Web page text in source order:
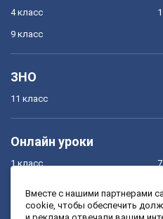
4 класс
9 класс
ЗНО
11 класс
Онлайн уроки
1 класс
3 класс
Вместе с нашими партнерами
cookie, чтобы обеспечить